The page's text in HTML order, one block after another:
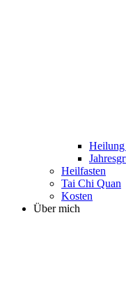
Heilfasten
Tai Chi Quan
Kosten
Über mich